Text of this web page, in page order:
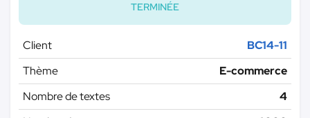
TERMINÉE
Client
BC14-11
Thème
E-commerce
Nombre de textes
4